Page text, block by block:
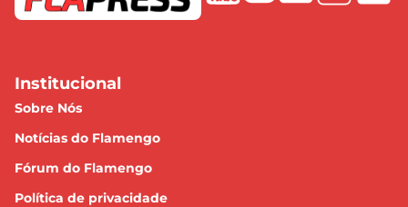
Institucional
Sobre Nós
Notícias do Flamengo
Fórum do Flamengo
Política de privacidade